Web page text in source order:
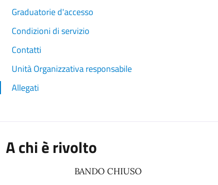
Graduatorie d'accesso
Condizioni di servizio
Contatti
Unità Organizzativa responsabile
Allegati
A chi è rivolto
BANDO CHIUSO